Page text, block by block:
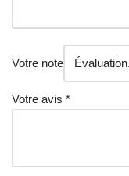
Votre note
Votre avis *